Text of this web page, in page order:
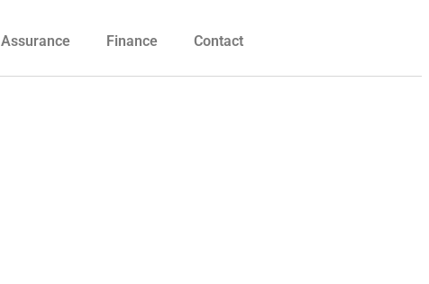
Assurance Finance Contact